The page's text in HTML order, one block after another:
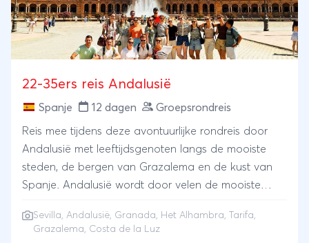
22-35ers reis Andalusië
Spanje 12 dagen Groepsrondreis
Reis mee tijdens deze avontuurlijke rondreis door
Andalusië met leeftijdsgenoten langs de mooiste
steden, de bergen van Grazalema en de kust van
Spanje. Andalusië wordt door velen de mooiste
het prachtige paleis Het Alhambra en maak je in de
Sevilla, Andalusië, Granada, Het Alhambra, Tarifa,
Grazalema, Costa de la Luz